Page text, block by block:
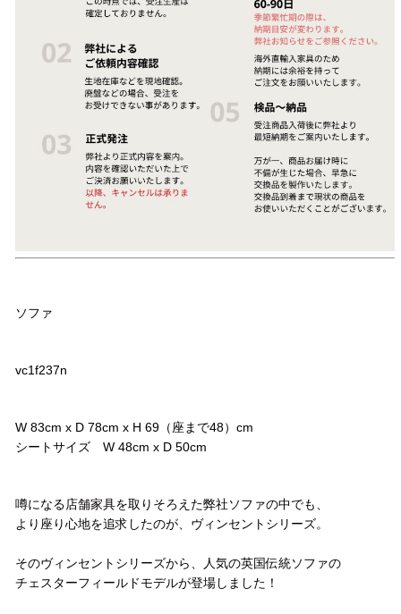
ソファ
vc1f237n
W 83cm x D 78cm x H 69（座まで48）cm
シートサイズ W 48cm x D 50cm
噂になる店舗家具を取りそろえた弊社ソファの中でも、
より座り心地を追求したのが、ヴィンセントシリーズ。
そのヴィンセントシリーズから、人気の英国伝統ソファの
チェスターフィールドモデルが登場しました！